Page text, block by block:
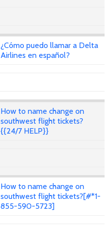
¿Cómo puedo llamar a Delta
Airlines en español?
How to name change on
southwest flight tickets?
{{24/7 HELP}}
How to name change on
southwest flight tickets?[#*1-
855-590-5723]